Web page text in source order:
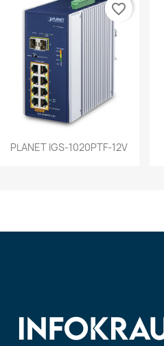
Vista rápida
PLANET IGS-1020PTF-12V
favorite_border